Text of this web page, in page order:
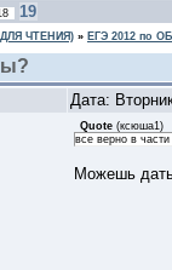
19
ЧТЕНИЯ) » ЕГЭ 2012 по
Дата:
Quote (ксюша1)
все верно в части
Можешь